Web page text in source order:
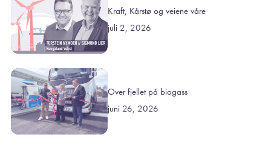
Kraft, Kårstø og veiene våre
juli 2, 2026
Over fjellet på biogass
juni 26, 2026